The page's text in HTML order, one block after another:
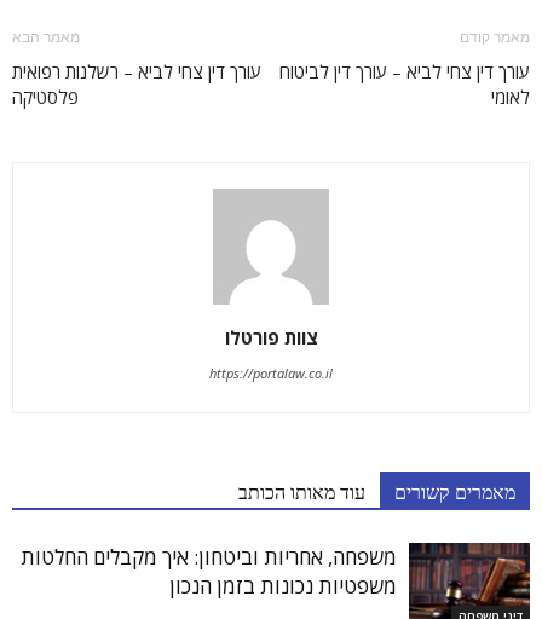
מאמר קודם
עורך דין צחי לביא – עורך דין לביטוח
לאומי
מאמר הבא
עורך דין צחי לביא – רשלנות רפואית
פלסטיקה
צוות פורטלו
https://portalaw.co.il
מאמרים קשורים עוד מאותו הכותב
דיני משפחה
משפחה, אחריות וביטחון: איך מקבלים החלטות
משפטיות נכונות בזמן הנכון